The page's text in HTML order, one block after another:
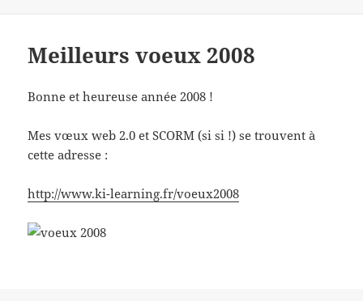
Meilleurs voeux 2008
Bonne et heureuse année 2008 !
Mes vœux web 2.0 et SCORM (si si !) se trouvent à
cette adresse :
http://www.ki-learning.fr/voeux2008